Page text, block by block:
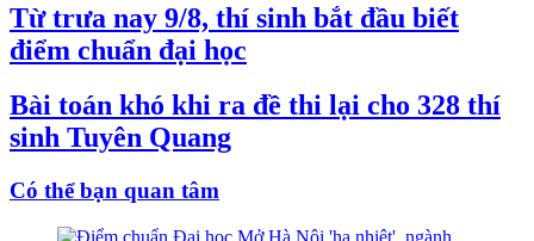
Từ trưa nay 9/8, thí sinh bắt đầu biết
điểm chuẩn đại học
Bài toán khó khi ra đề thi lại cho 328 thí
sinh Tuyên Quang
Có thể bạn quan tâm